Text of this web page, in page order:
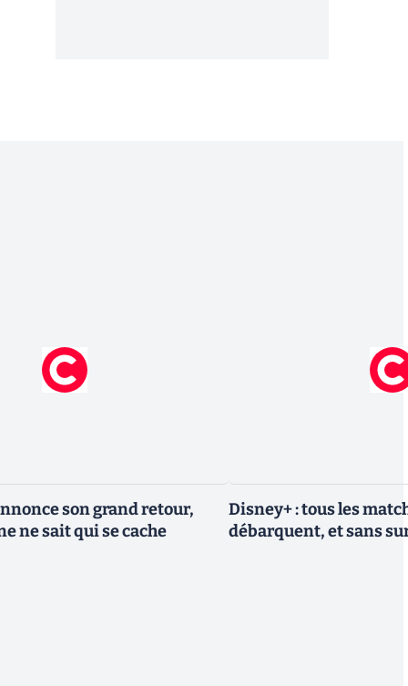
son grand retour,
ne sait qui se cache
Disney+ : tous les
débarquent, et sans